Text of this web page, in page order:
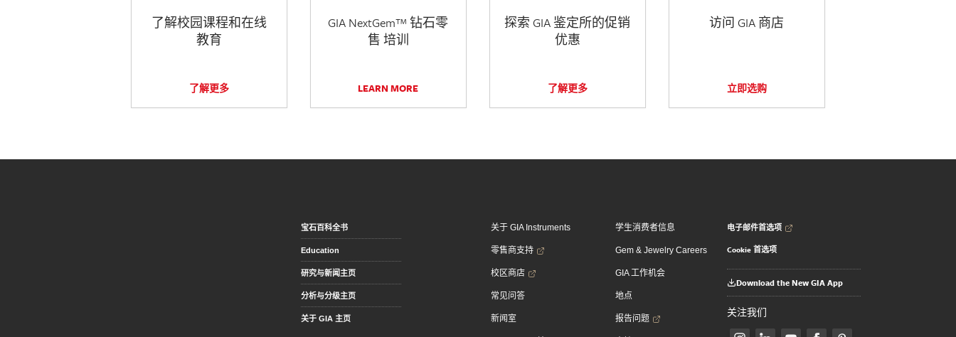
了解校园课程和在线
教育
了解更多
GIA NextGem™ 钻石零
售 培训
LEARN MORE
探索 GIA 鉴定所的促销
优惠
了解更多
访问 GIA 商店
立即选购
宝石百科全书
Education
研究与新闻主页
分析与分级主页
关于 GIA 主页
关于 GIA Instruments
零售商支持
校区商店
常见问答
新闻室
学生消费者信息
Gem & Jewelry Careers
GIA 工作机会
地点
报告问题
电子邮件首选项
Cookie 首选项
Download the New GIA App
关注我们